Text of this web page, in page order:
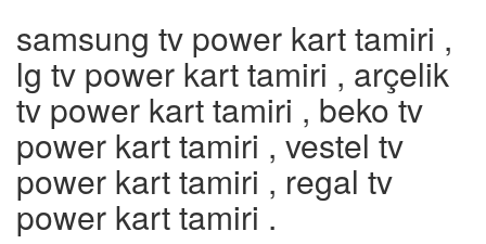
samsung tv power kart tamiri ,
lg tv power kart tamiri , arçelik
tv power kart tamiri , beko tv
power kart tamiri , vestel tv
power kart tamiri , regal tv
power kart tamiri .